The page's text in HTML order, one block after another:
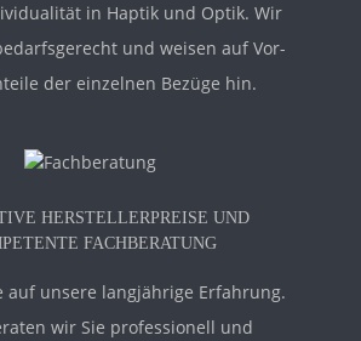
in Haptik und Optik. Wir
und weisen auf Vor-
der einzelnen Bezüge hin.
HERSTELLERPREISE UND
FACHBERATUNG
auf unsere langjährige Erfahrung.
wir Sie professionell und